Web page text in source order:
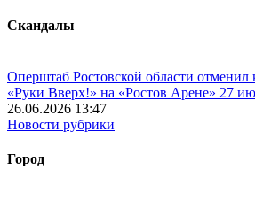
Скандалы
Оперштаб Ростовской области отменил
«Руки Вверх!» на «Ростов Арене» 27
26.06.2026 13:47
Новости рубрики
Город